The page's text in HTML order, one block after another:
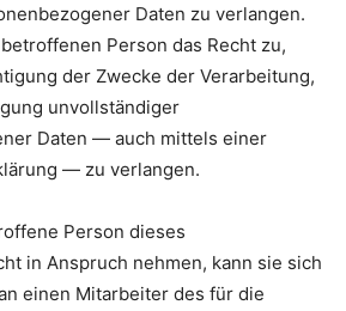
Daten zu verlangen.
Person das Recht zu,
der Zwecke der Verarbeitung,
unvollständiger
Daten — auch mittels einer
— zu verlangen.
Person dieses
in Anspruch nehmen, kann sie sich
einen Mitarbeiter des für die